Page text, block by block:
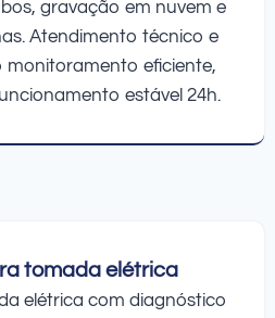
gravação em nuvem e
Atendimento técnico e
monitoramento eficiente,
estável 24h.
tomada elétrica
elétrica com diagnóstico